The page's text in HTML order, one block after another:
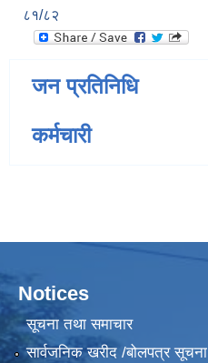
८१/८२
जन प्रतिनिधि
कर्मचारी
Notices
सूचना तथा समाचार
सार्वजनिक खरीद /बोलपत्र सूचना